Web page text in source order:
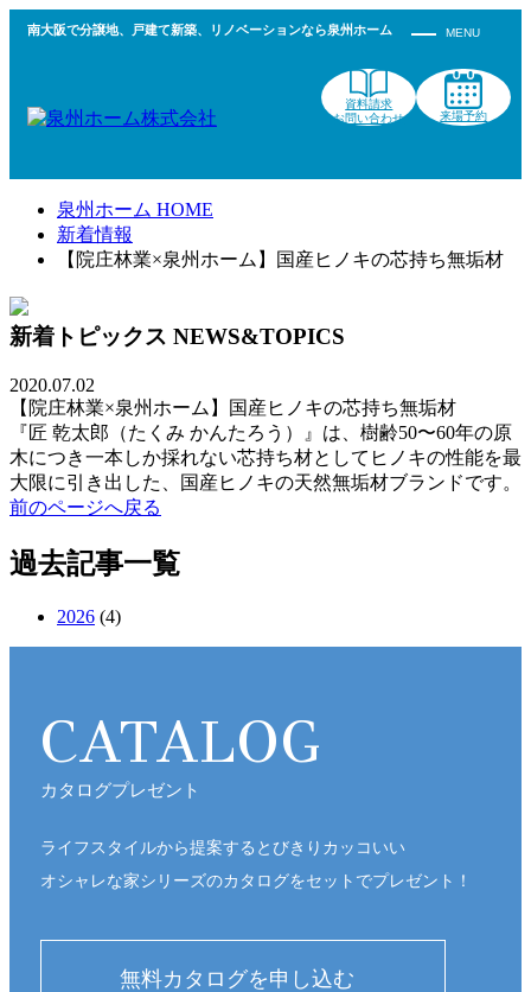
南大阪で分譲地、戸建て新築、リノベーションなら泉州ホーム
資料請求
お問い合わせ
来場予約
泉州ホーム HOME
新着情報
【院庄林業×泉州ホーム】国産ヒノキの芯持ち無垢材
新着トピックス NEWS&TOPICS
2020.07.02
【院庄林業×泉州ホーム】国産ヒノキの芯持ち無垢材
『匠 乾太郎（たくみ かんたろう）』は、樹齢50〜60年の原
木につき一本しか採れない芯持ち材としてヒノキの性能を最
大限に引き出した、国産ヒノキの天然無垢材ブランドです。
前のページへ戻る
過去記事一覧
2026 (4)
CATALOG
カタログプレゼント
ライフスタイルから提案するとびきりカッコいい
オシャレな家シリーズのカタログをセットでプレゼント！